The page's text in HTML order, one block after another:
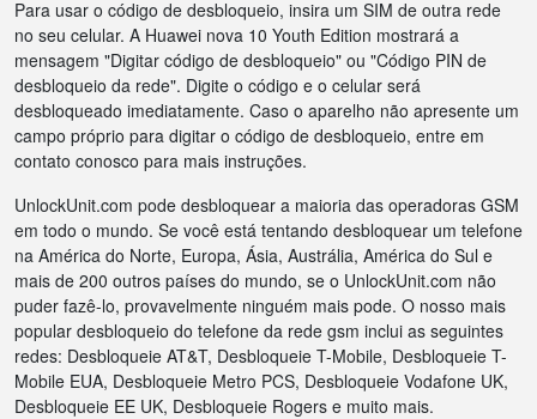
Para usar o código de desbloqueio, insira um SIM de outra rede
no seu celular. A Huawei nova 10 Youth Edition mostrará a
mensagem "Digitar código de desbloqueio" ou "Código PIN de
desbloqueio da rede". Digite o código e o celular será
desbloqueado imediatamente. Caso o aparelho não apresente um
campo próprio para digitar o código de desbloqueio, entre em
contato conosco para mais instruções.
UnlockUnit.com pode desbloquear a maioria das operadoras GSM
em todo o mundo. Se você está tentando desbloquear um telefone
na América do Norte, Europa, Ásia, Austrália, América do Sul e
mais de 200 outros países do mundo, se o UnlockUnit.com não
puder fazê-lo, provavelmente ninguém mais pode. O nosso mais
popular desbloqueio do telefone da rede gsm inclui as seguintes
redes: Desbloqueie AT&T, Desbloqueie T-Mobile, Desbloqueie T-
Mobile EUA, Desbloqueie Metro PCS, Desbloqueie Vodafone UK,
Desbloqueie EE UK, Desbloqueie Rogers e muito mais.